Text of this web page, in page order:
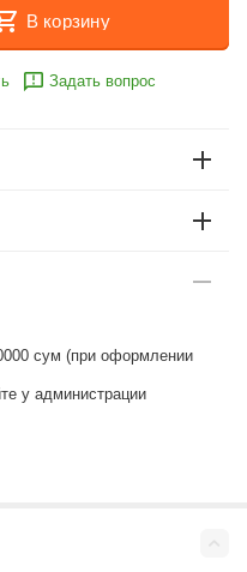
В корзину
Задать вопрос
сум (при оформлении
у администрации